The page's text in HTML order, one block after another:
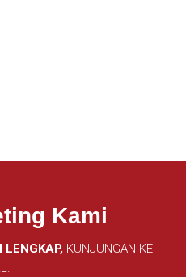
Kami
KUNJUNGAN KE